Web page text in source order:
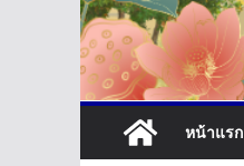
หน้าแรก